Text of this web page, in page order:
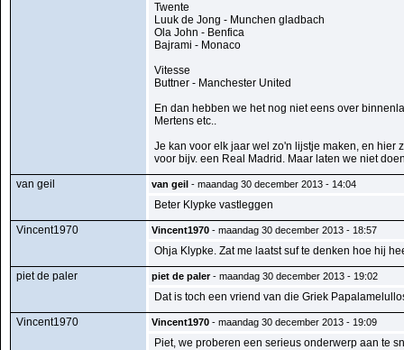
Twente
Luuk de Jong - Munchen gladbach
Ola John - Benfica
Bajrami - Monaco
Vitesse
Buttner - Manchester United
En dan hebben we het nog niet eens over
Mertens etc..
Je kan voor elk jaar wel zo'n lijstje maken, en hier
voor bijv. een Real Madrid. Maar laten we niet
van geil
van geil - maandag 30 december 2013 - 14:04
Beter Klypke vastleggen
Vincent1970
Vincent1970 - maandag 30 december 2013 - 18:57
Ohja Klypke. Zat me laatst suf te denken hoe hij
piet de paler
piet de paler- maandag 30 december 2013 - 19:02
Dat is toch een vriend van die Griek
Vincent1970
Vincent1970 - maandag 30 december 2013 - 19:09
Piet, we proberen een serieus onderwerp aan te